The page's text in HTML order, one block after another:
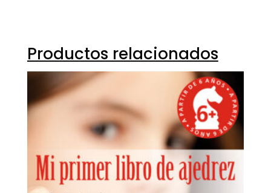
Productos relacionados